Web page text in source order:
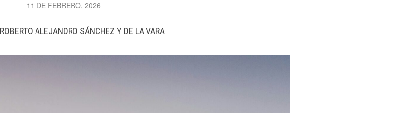
11 DE FEBRERO, 2026
ROBERTO ALEJANDRO SÁNCHEZ Y DE LA VARA